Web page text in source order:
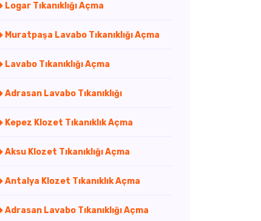
Logar Tıkanıklığı Açma
Muratpaşa Lavabo Tıkanıklığı Açma
Lavabo Tıkanıklığı Açma
Adrasan Lavabo Tıkanıklığı
Kepez Klozet Tıkanıklık Açma
Aksu Klozet Tıkanıklığı Açma
Antalya Klozet Tıkanıklık Açma
Adrasan Lavabo Tıkanıklığı Açma